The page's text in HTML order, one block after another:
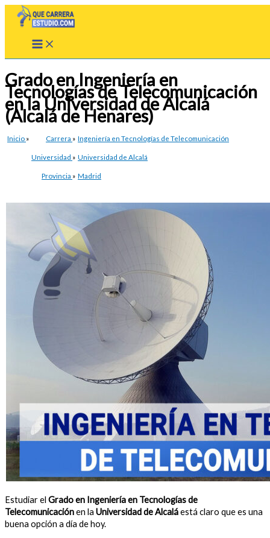
Grado en Ingeniería en
Tecnologías de Telecomunicación
en la Universidad de Alcalá
(Alcalá de Henares)
Inicio » Carrera » Ingeniería en Tecnologías de Telecomunicación
Universidad » Universidad de Alcalá
Provincia » Madrid
Estudiar el Grado en Ingeniería en Tecnologías de
Telecomunicaciónen la Universidad de Alcaláestá claro que es una
buena opción a día de hoy.